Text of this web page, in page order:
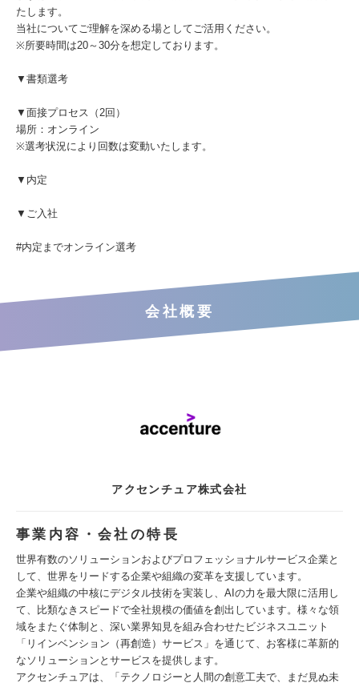
たします。
当社についてご理解を深める場としてご活用ください。
※所要時間は20～30分を想定しております。
▼書類選考
▼面接プロセス（2回）
場所：オンライン
※選考状況により回数は変動いたします。
▼内定
▼ご入社
#内定までオンライン選考
会社概要
アクセンチュア株式会社
事業内容・会社の特長
世界有数のソリューションおよびプロフェッショナルサービス企業と
して、世界をリードする企業や組織の変革を支援しています。
企業や組織の中核にデジタル技術を実装し、AIの力を最大限に活用し
て、比類なきスピードで全社規模の価値を創出しています。様々な領
域をまたぐ体制と、深い業界知見を組み合わせたビジネスユニット
「リインベンション（再創造）サービス」を通じて、お客様に革新的
なソリューションとサービスを提供します。
アクセンチュアは、「テクノロジーと人間の創意工夫で、まだ見ぬ未